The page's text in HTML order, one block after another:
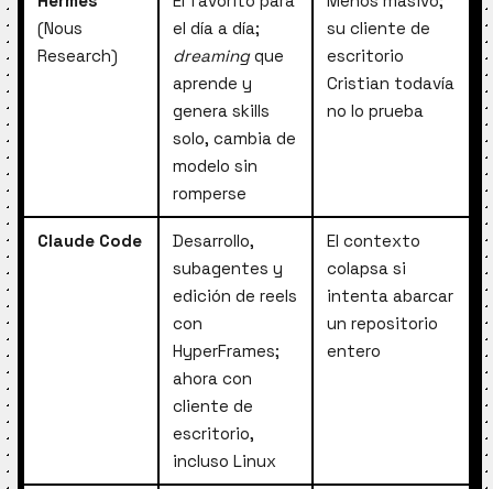
(Nous
Research)
el día a día;
dreamingque
aprende y
genera skills
solo, cambia de
modelo sin
romperse
su cliente de
escritorio
Cristian todavía
no lo prueba
Claude Code
Desarrollo,
subagentes y
edición de reels
con
HyperFrames;
ahora con
cliente de
escritorio,
incluso Linux
El contexto
colapsa si
intenta abarcar
un repositorio
entero